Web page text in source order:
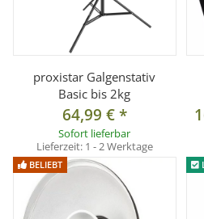
proxistar Galgenstativ
Basic bis 2kg
64,99 €*
Sofort lieferbar
Lieferzeit: 1 - 2 Werktage
BELIEBT